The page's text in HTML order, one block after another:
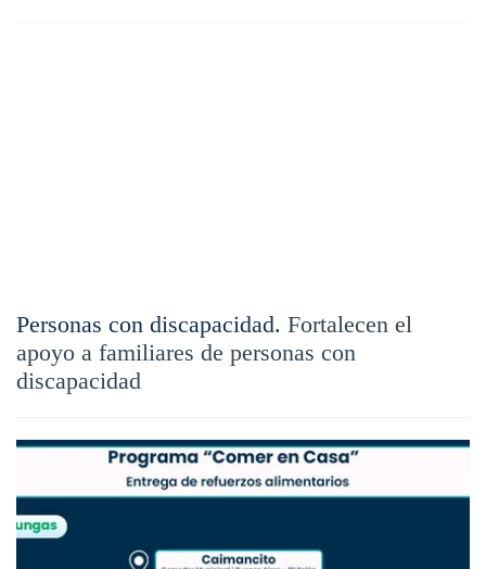
Personas con discapacidad. Fortalecen el
apoyo a familiares de personas con
discapacidad